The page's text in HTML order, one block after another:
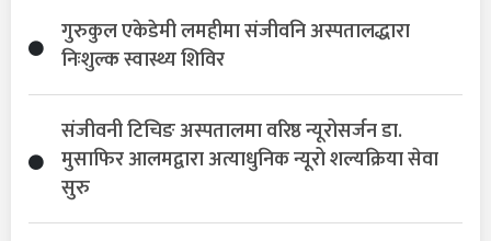
गुरुकुल एकेडेमी लमहीमा संजीवनि अस्पतालद्धारा
निःशुल्क स्वास्थ्य शिविर
संजीवनी टिचिङ अस्पतालमा वरिष्ठ न्यूरोसर्जन डा.
मुसाफिर आलमद्वारा अत्याधुनिक न्यूरो शल्यक्रिया सेवा
सुरु